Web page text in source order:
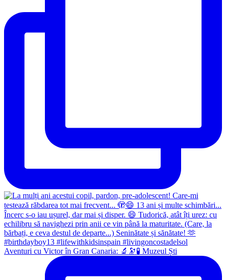
Aventuri cu Victor în Gran Canaria: 🔬🔭🧪 Muzeul Ști